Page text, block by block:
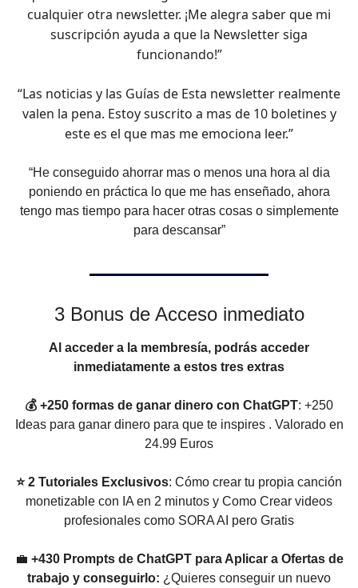
cualquier otra newsletter. ¡Me alegra saber que mi
suscripción ayuda a que la Newsletter siga
funcionando!”
“Las noticias y las Guías de Esta newsletter realmente
valen la pena. Estoy suscrito a mas de 10 boletines y
este es el que mas me emociona leer.”
“He conseguido ahorrar mas o menos una hora al dia
poniendo en práctica lo que me has enseñado, ahora
tengo mas tiempo para hacer otras cosas o simplemente
para descansar”
3 Bonus de Acceso inmediato
Al acceder a la membresía, podrás acceder
inmediatamente a estos tres extras
💰 +250 formas de ganar dinero con ChatGPT: +250
Ideas para ganar dinero para que te inspires . Valorado en
24.99 Euros
⭐ 2 Tutoriales Exclusivos: Cómo crear tu propia canción
monetizable con IA en 2 minutos y Como Crear videos
profesionales como SORA AI pero Gratis
💼 +430 Prompts de ChatGPT para Aplicar a Ofertas de
trabajo y conseguirlo: ¿Quieres conseguir un nuevo